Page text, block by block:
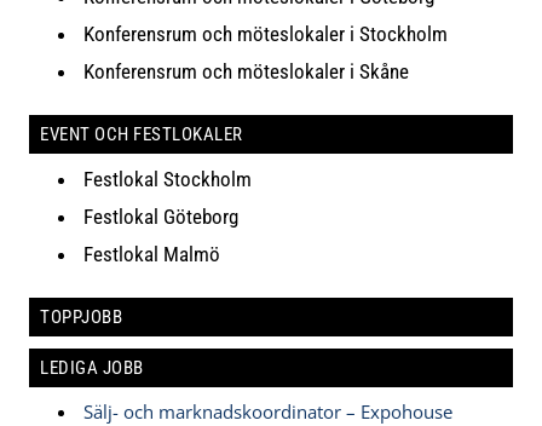
Konferensrum och möteslokaler i Stockholm
Konferensrum och möteslokaler i Skåne
EVENT OCH FESTLOKALER
Festlokal Stockholm
Festlokal Göteborg
Festlokal Malmö
TOPPJOBB
LEDIGA JOBB
Sälj- och marknadskoordinator – Expohouse